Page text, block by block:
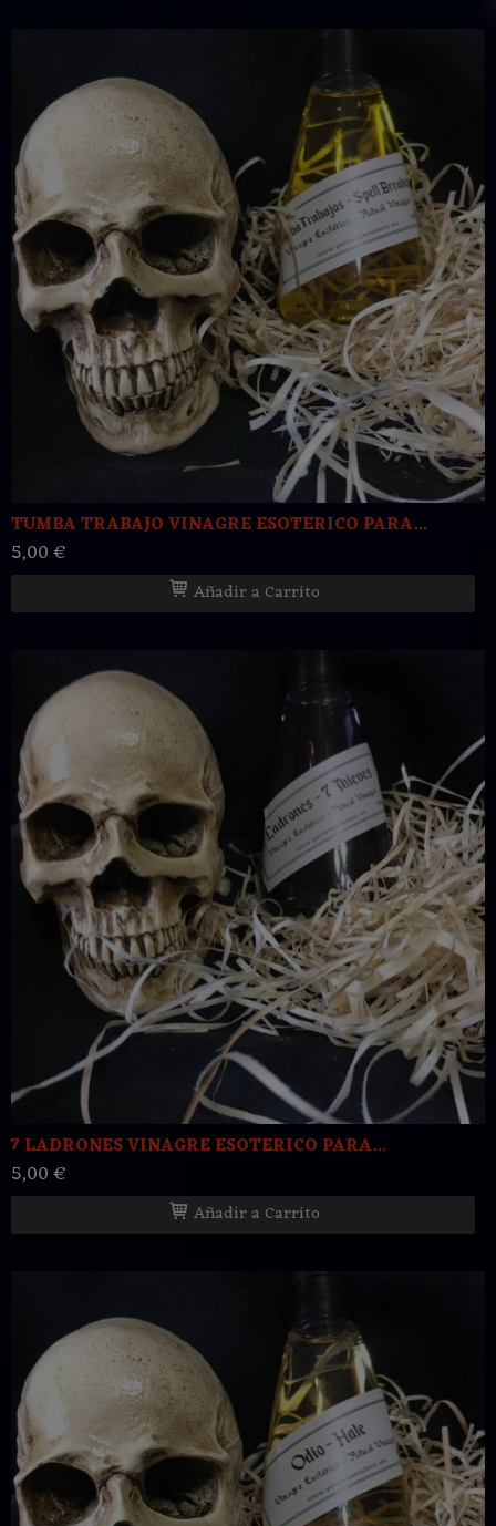
TUMBA TRABAJO VINAGRE ESOTERICO PARA...
5,00 €
Añadir a Carrito
7 LADRONES VINAGRE ESOTERICO PARA...
5,00 €
Añadir a Carrito